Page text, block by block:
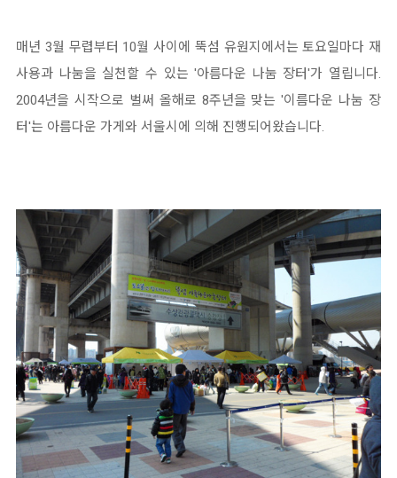
매년 3월 무렵부터 10월 사이에 뚝섬 유원지에서는 토요일마다 재
사용과 나눔을 실천할 수 있는 '아름다운 나눔 장터'가 열립니다.
2004년을 시작으로 벌써 올해로 8주년을 맞는 '이름다운 나눔 장
터'는 아름다운 가게와 서울시에 의해 진행되어왔습니다.